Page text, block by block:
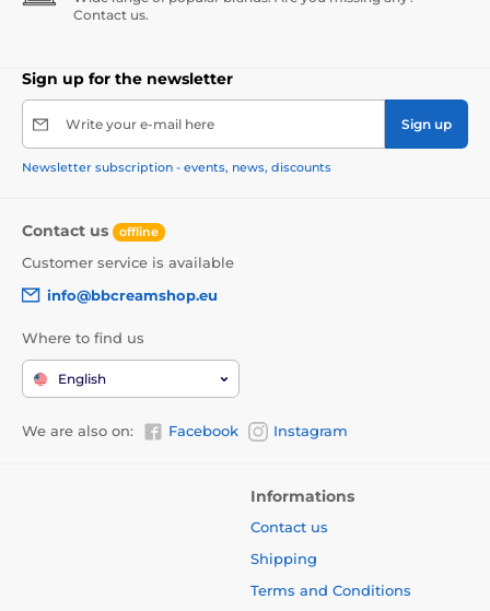
Contact us.
Sign up for the newsletter
Write your e-mail here Sign up
Newsletter subscription - events, news, discounts
Contact us offline
Customer service is available
info@bbcreamshop.eu
Where to find us
English
We are also on: Facebook Instagram
Informations
Contact us
Shipping
Terms and Conditions